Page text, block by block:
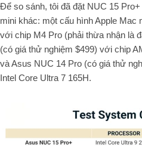
Để so sánh, tôi đã đặt NUC 15
mini khác: một cấu hình Apple Mac
với chip M4 Pro (phải thừa nhận là
(có giá thử nghiệm $499) với chip
và Asus NUC 14 Pro (có giá thử
Intel Core Ultra 7 165H.